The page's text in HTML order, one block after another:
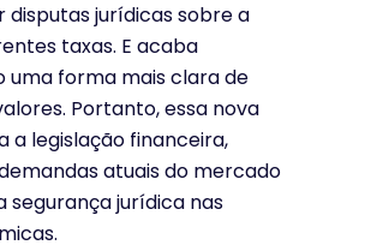
disputas jurídicas sobre a
taxas. E acaba
uma forma mais clara de
Portanto, essa nova
a legislação financeira,
atuais do mercado
segurança jurídica nas